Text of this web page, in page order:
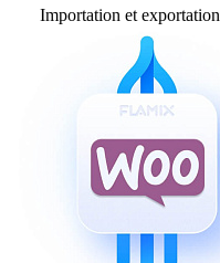
Importation et exportation